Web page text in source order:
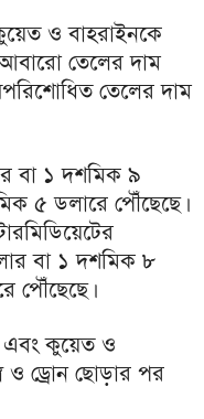
ও বাহরাইনকে
তেলের দাম
তেলের দাম
বা ১ দশমিক ৯
৫ ডলারে পৌঁছেছে।
বা ১ দশমিক ৮
পৌঁছেছে।
এবং কুয়েত ও
ও ড্রোন ছোড়ার পর